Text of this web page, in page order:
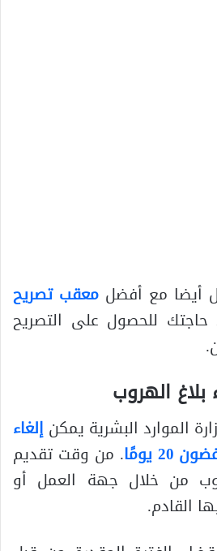
أيضا مع أفضل معقب تصريح
حاجتك للحصول على التصريح
الهروب
الموارد البشرية يمكنإلغاء
يومًا
. من وقت تقديم
من خلال جهة العمل أو
القادم.